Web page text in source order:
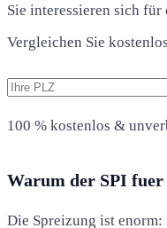
Sie interessieren sich für
Vergleichen Sie
100 % kostenlos &
Warum der SPI
Die Spreizung ist enorm: